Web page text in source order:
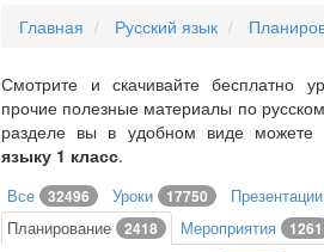
Главная Русский язык
Смотрите и скачивайте бесплатно
прочие полезные материалы по
разделе вы в удобном виде можете
языку 1 класс.
Все 32496 Уроки 17750
Планирование 2418 Мероприятия 1261